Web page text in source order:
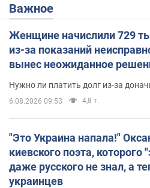
Важное
Женщине начислили 729
из-за показаний
вынес неожиданное
Нужно ли платить долг из-за
6.08.2026 09:53 4,8 т.
"Это Украина напала!"
киевского поэта,
даже русского не знал, а
украинцев